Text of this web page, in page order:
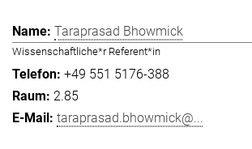
Taraprasad Bhowmick
Wissenschaftliche*r Referent*in
+49 551 5176-388
2.85
taraprasad.bhowmick@...